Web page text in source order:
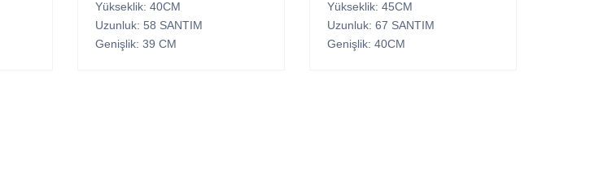
Yükseklik: 40CM
Uzunluk: 58 SANTIM
Genişlik: 39 CM
Yükseklik: 45CM
Uzunluk: 67 SANTIM
Genişlik: 40CM